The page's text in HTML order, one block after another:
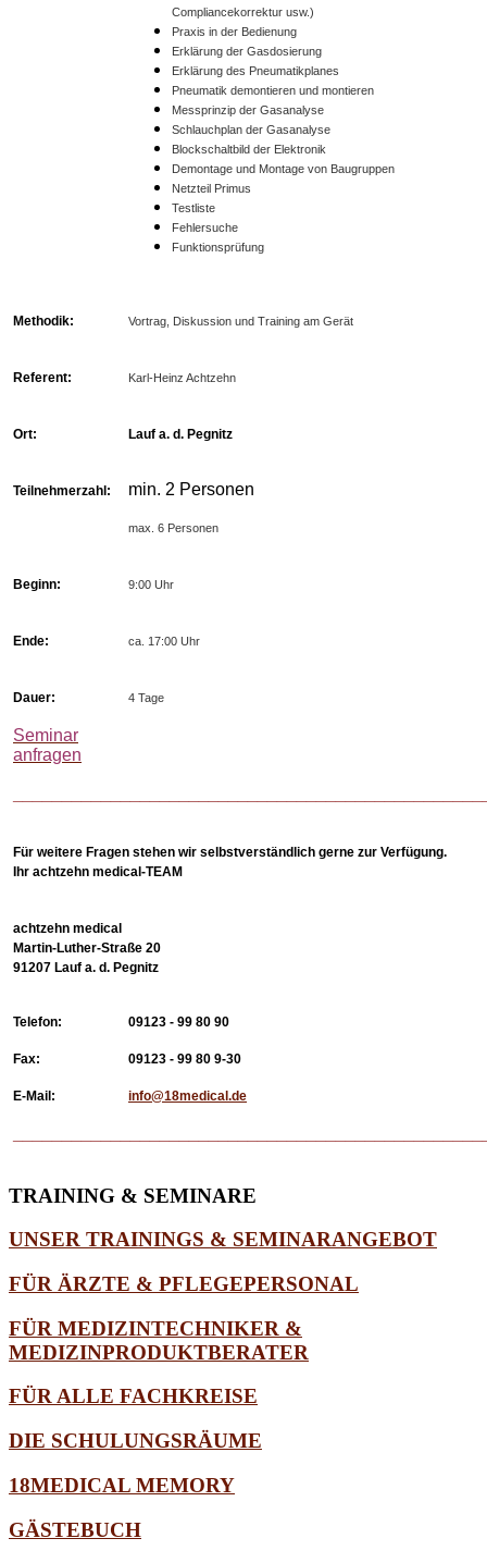
Compliancekorrektur usw.)
Praxis in der Bedienung
Erklärung der Gasdosierung
Erklärung des Pneumatikplanes
Pneumatik demontieren und montieren
Messprinzip der Gasanalyse
Schlauchplan der Gasanalyse
Blockschaltbild der Elektronik
Demontage und Montage von Baugruppen
Netzteil Primus
Testliste
Fehlersuche
Funktionsprüfung
Methodik: Vortrag, Diskussion und Training am Gerät
Referent: Karl-Heinz Achtzehn
Ort: Lauf a. d. Pegnitz
Teilnehmerzahl: min. 2 Personen
max. 6 Personen
Beginn: 9:00 Uhr
Ende: ca. 17:00 Uhr
Dauer: 4 Tage
Seminar
anfragen
Für weitere Fragen stehen wir selbstverständlich gerne zur Verfügung.
Ihr achtzehn medical-TEAM
achtzehn medical
Martin-Luther-Straße 20
91207 Lauf a. d. Pegnitz
Telefon: 09123 - 99 80 90
Fax: 09123 - 99 80 9-30
E-Mail: info@18medical.de
TRAINING & SEMINARE
UNSER TRAININGS & SEMINARANGEBOT
FÜR ÄRZTE & PFLEGEPERSONAL
FÜR MEDIZINTECHNIKER &
MEDIZINPRODUKTBERATER
FÜR ALLE FACHKREISE
DIE SCHULUNGSRÄUME
18MEDICAL MEMORY
GÄSTEBUCH